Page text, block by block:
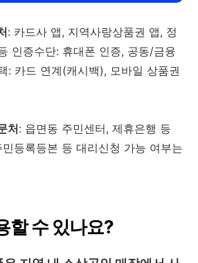
: 카드사 앱, 지역사랑상품권 앱, 정
인증수단: 휴대폰 인증, 공동/금융
: 카드 연계(캐시백), 모바일 상품권
처: 읍면동 주민센터, 제휴은행 등
등록등본 등 대리신청 가능 여부는
할 수 있나요?